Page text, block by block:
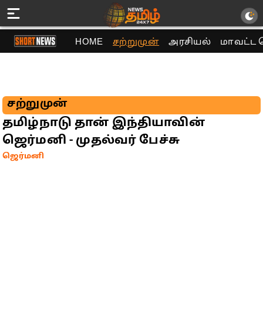
HOME சற்றுமுன் அரசியல் மாவட்ட
சற்றுமுன்
தமிழ்நாடு தான் இந்தியாவின்
ஜெர்மனி - முதல்வர் பேச்சு
ஜெர்மனி